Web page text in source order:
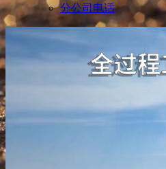
分公司电话